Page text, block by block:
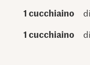
1 cucchiaino
1 cucchiaino